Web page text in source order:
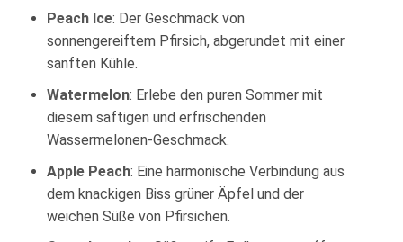
Peach Ice: Der Geschmack von
sonnengereiftem Pfirsich, abgerundet mit einer
sanften Kühle.
Watermelon: Erlebe den puren Sommer mit
diesem saftigen und erfrischenden
Wassermelonen-Geschmack.
Apple Peach: Eine harmonische Verbindung aus
dem knackigen Biss grüner Äpfel und der
weichen Süße von Pfirsichen.